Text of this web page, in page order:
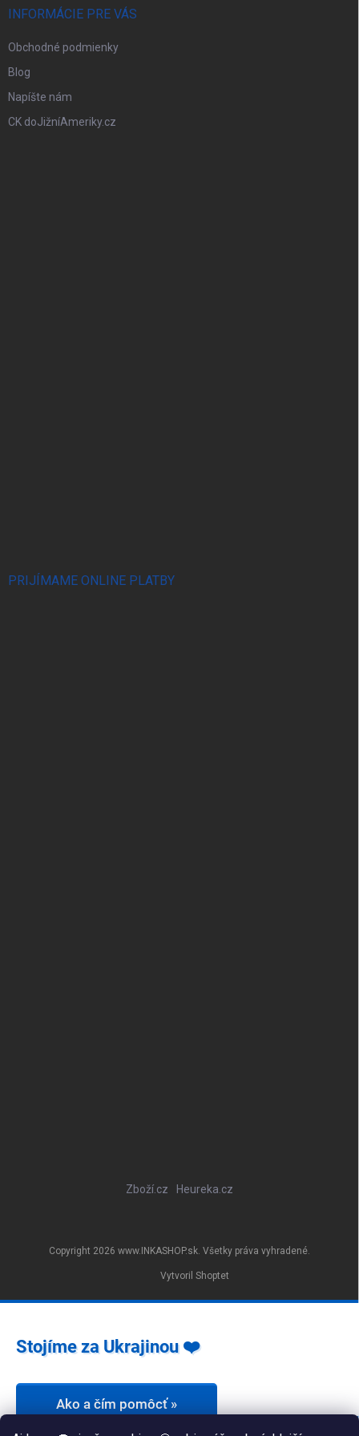
INFORMÁCIE PRE VÁS
Obchodné podmienky
Blog
Napíšte nám
CK doJižníAmeriky.cz
PRIJÍMAME ONLINE PLATBY
Zboží.cz Heureka.cz
Vytvoril Shoptet
Copyright 2026 www.INKASHOP.sk. Všetky práva vyhradené.
Stojíme za Ukrajinou ❤️
Ako a čím pomôcť »